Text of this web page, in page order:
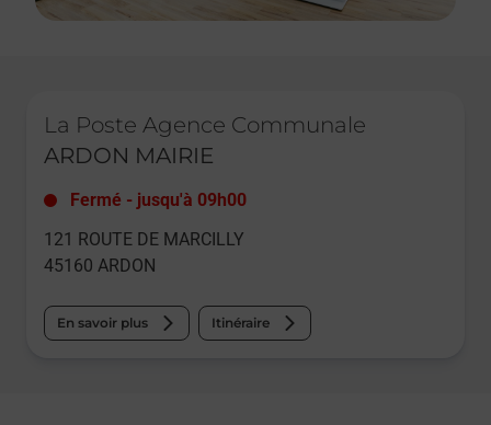
La Poste Agence Communale
ARDON MAIRIE
Fermé - jusqu'à 09h00
121 ROUTE DE MARCILLY
45160 ARDON
En savoir plus Itinéraire